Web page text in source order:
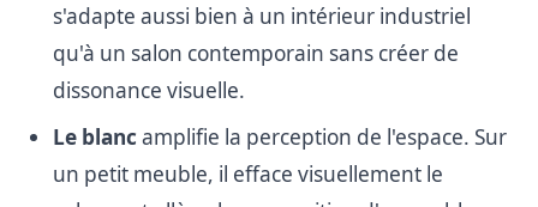
s'adapte aussi bien à un intérieur industriel
qu'à un salon contemporain sans créer de
dissonance visuelle.
Le blanc amplifie la perception de l'espace. Sur
un petit meuble, il efface visuellement le